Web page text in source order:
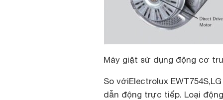
Máy giặt sử dụng động cơ
So vớiElectrolux
dẫn động trực tiếp. Loại